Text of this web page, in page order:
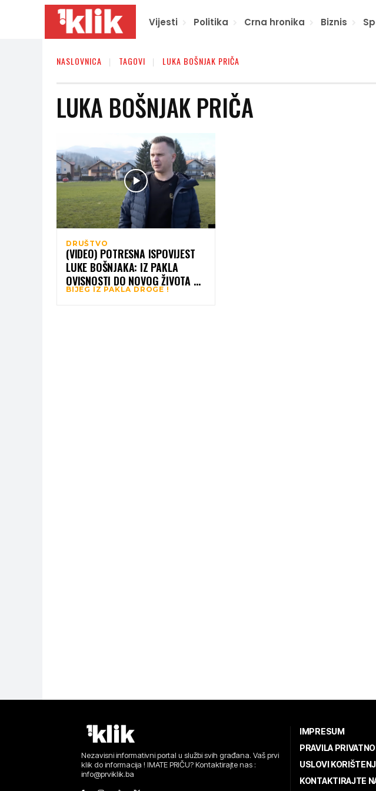
Vijesti Politika Crna hronika Biznis
NASLOVNICA TAGOVI LUKA BOŠNJAK PRIČA
LUKA BOŠNJAK PRIČA
DRUŠTVO
(VIDEO) POTRESNA ISPOVIJEST
LUKE BOŠNJAKA: IZ PAKLA
OVISNOSTI DO NOVOG ŽIVOTA U
MEĐUGORJU!
BIJEG IZ PAKLA DROGE !
Nezavisni informativni portal u službi svih građana. Vaš prvi
klik do informacija ! IMATE PRIČU? Kontaktirajte nas :
info@prviklik.ba
IMPRESUM
PRAVILA
USLOVI
KONTAKTIRAJTE